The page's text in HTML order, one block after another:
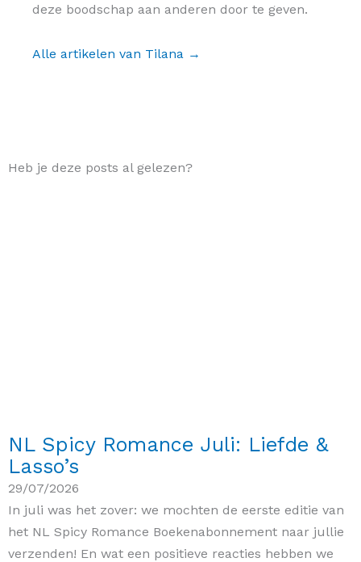
deze boodschap aan anderen door te geven.
Alle artikelen van Tilana →
Heb je deze posts al gelezen?
NL Spicy Romance Juli: Liefde &
Lasso’s
29/07/2026
In juli was het zover: we mochten de eerste editie van
het NL Spicy Romance Boekenabonnement naar jullie
verzenden! En wat een positieve reacties hebben we